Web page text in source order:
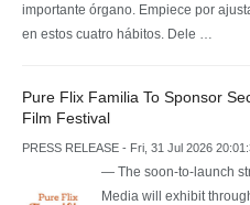
importante órgano. Empiece por
en estos cuatro hábitos. Dele …
Pure Flix Familia To Sponsor
Film Festival
PRESS RELEASE - Fri, 31 Jul 2026
— The soon-to-launch
Media will exhibit